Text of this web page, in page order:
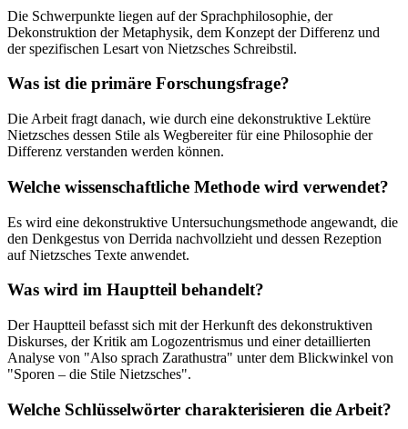
Die Schwerpunkte liegen auf der Sprachphilosophie, der
Dekonstruktion der Metaphysik, dem Konzept der Differenz und
der spezifischen Lesart von Nietzsches Schreibstil.
Was ist die primäre Forschungsfrage?
Die Arbeit fragt danach, wie durch eine dekonstruktive Lektüre
Nietzsches dessen Stile als Wegbereiter für eine Philosophie der
Differenz verstanden werden können.
Welche wissenschaftliche Methode wird verwendet?
Es wird eine dekonstruktive Untersuchungsmethode angewandt, die
den Denkgestus von Derrida nachvollzieht und dessen Rezeption
auf Nietzsches Texte anwendet.
Was wird im Hauptteil behandelt?
Der Hauptteil befasst sich mit der Herkunft des dekonstruktiven
Diskurses, der Kritik am Logozentrismus und einer detaillierten
Analyse von "Also sprach Zarathustra" unter dem Blickwinkel von
"Sporen – die Stile Nietzsches".
Welche Schlüsselwörter charakterisieren die Arbeit?